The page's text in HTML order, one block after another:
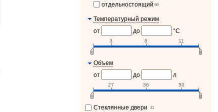
отдельностоящий 66
Температурный режим
от
до °C
3 8 11
Объем
от
до л
27 36 50
Стеклянные двери 31